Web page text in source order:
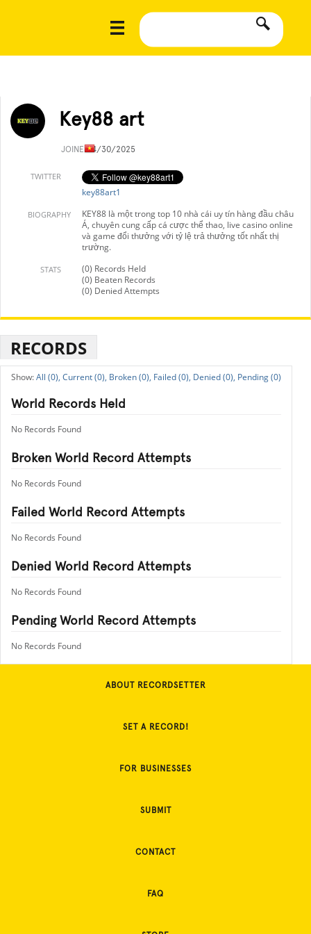
Key88 art
JOINED4/30/2025
TWITTER
key88art1
BIOGRAPHY
KEY88 là một trong top 10 nhà cái uy tín hàng đầu châu
Á, chuyên cung cấp cá cược thể thao, live casino online
và game đổi thưởng với tỷ lệ trả thưởng tốt nhất thị
trường.
STATS
(0) Records Held
(0) Beaten Records
(0) Denied Attempts
RECORDS
All (0), Current (0), Broken (0), Failed (0), Denied (0), Pending (0)
World Records Held
No Records Found
Broken World Record Attempts
No Records Found
Failed World Record Attempts
No Records Found
Denied World Record Attempts
No Records Found
Pending World Record Attempts
No Records Found
ABOUT RECORDSETTER
SET A RECORD!
FOR BUSINESSES
SUBMIT
CONTACT
FAQ